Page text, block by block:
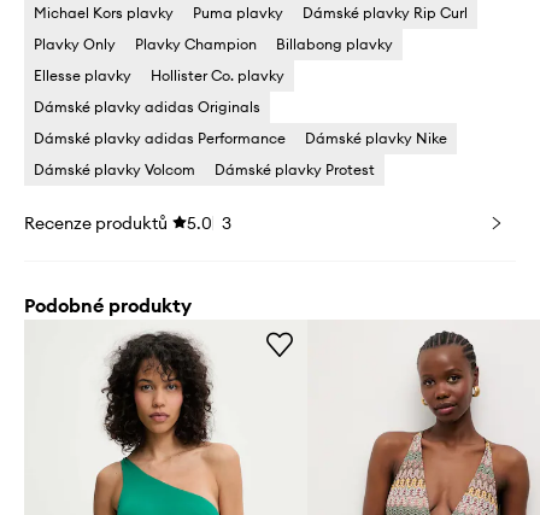
Michael Kors plavky Puma plavky
Dámské plavky Rip Curl
Plavky Only
Plavky Champion
Billabong plavky
Ellesse plavky
Hollister Co. plavky
Dámské plavky adidas Originals
Dámské plavky adidas Performance
Dámské plavky Nike
Dámské plavky Volcom
Dámské plavky Protest
Recenze produktů 5.0 3
Podobné produkty